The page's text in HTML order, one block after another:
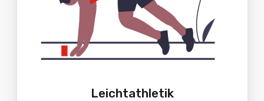
Leichtathletik